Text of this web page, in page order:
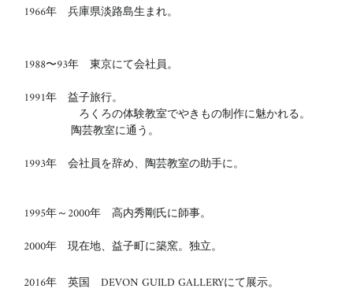
1966年 兵庫県淡路島生まれ。
1988〜93年 東京にて会社員。
1991年 益子旅行。
ろくろの体験教室でやきもの制作に魅かれる。
陶芸教室に通う。
1993年 会社員を辞め、陶芸教室の助手に。
1995年～2000年 高内秀剛氏に師事。
2000年 現在地、益子町に築窯。独立。
2016年 英国 DEVON GUILD GALLERYにて展示。